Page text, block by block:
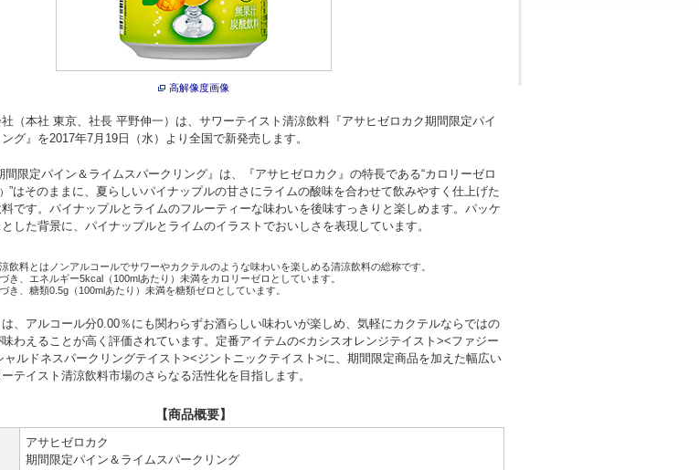
高解像度画像
（本社 東京、社長 平野伸一）は、サワーテイスト清涼飲料『アサヒゼロカク期間限定パイ
グ』を2017年7月19日（水）より全国で新発売します。
限定パイン＆ライムスパークリング』は、『アサヒゼロカク』の特長である“カロリーゼロ
”はそのままに、夏らしいパイナップルの甘さにライムの酸味を合わせて飲みやすく仕上げた
です。パイナップルとライムのフルーティーな味わいを後味すっきりと楽しめます。パッケ
した背景に、パイナップルとライムのイラストでおいしさを表現しています。
飲料とはノンアルコールでサワーやカクテルのような味わいを楽しめる清涼飲料の総称です。
き、エネルギー5kcal（100mlあたり）未満をカロリーゼロとしています。
き、糖類0.5g（100mlあたり）未満を糖類ゼロとしています。
、アルコール分0.00％にも関わらずお酒らしい味わいが楽しめ、気軽にカクテルならではの
わえることが高く評価されています。定番アイテムの<カシスオレンジテイスト><ファジー
ャルドネスパークリングテイスト><ジントニックテイスト>に、期間限定商品を加えた幅広い
テイスト清涼飲料市場のさらなる活性化を目指します。
【商品概要】
アサヒゼロカク
期間限定パイン＆ライムスパークリング